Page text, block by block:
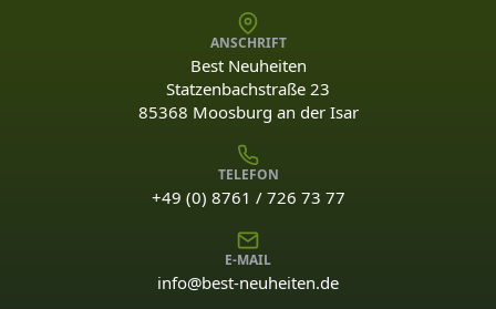
ANSCHRIFT
Best Neuheiten
Statzenbachstraße 23
85368 Moosburg an der Isar
TELEFON
+49 (0) 8761 / 726 73 77
E-MAIL
info@best-neuheiten.de